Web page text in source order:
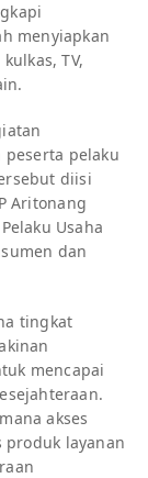
menyiapkan
TV,
pelaku
diisi
Aritonang
Usaha
dan
tingkat
mencapai
akses
produk layanan